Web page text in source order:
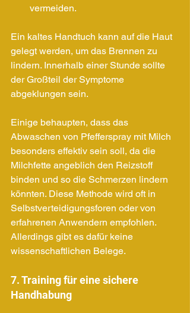
vermeiden.
Ein kaltes Handtuch kann auf die Haut
gelegt werden, um das Brennen zu
lindern. Innerhalb einer Stunde sollte
der Großteil der Symptome
abgeklungen sein.
Einige behaupten, dass das
Abwaschen von Pfefferspray mit Milch
besonders effektiv sein soll, da die
Milchfette angeblich den Reizstoff
binden und so die Schmerzen lindern
könnten. Diese Methode wird oft in
Selbstverteidigungsforen oder von
erfahrenen Anwendern empfohlen.
Allerdings gibt es dafür keine
wissenschaftlichen Belege.
7. Training für eine sichere
Handhabung